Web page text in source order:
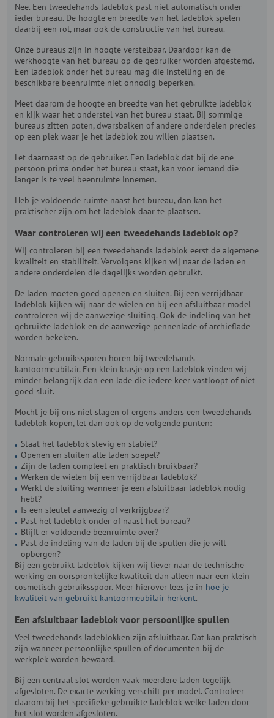
Nee. Een tweedehands ladeblok past niet automatisch onder
ieder bureau. De hoogte en breedte van het ladeblok spelen
daarbij een rol, maar ook de constructie van het bureau.
Onze bureaus zijn in hoogte verstelbaar. Daardoor kan de
werkhoogte van het bureau op de gebruiker worden afgestemd.
Een ladeblok onder het bureau mag die instelling en de
beschikbare beenruimte niet onnodig beperken.
Meet daarom de hoogte en breedte van het gebruikte ladeblok
en kijk waar het onderstel van het bureau staat. Bij sommige
bureaus zitten poten, dwarsbalken of andere onderdelen precies
op een plek waar je het ladeblok zou willen plaatsen.
Let daarnaast op de gebruiker. Een ladeblok dat bij de ene
persoon prima onder het bureau staat, kan voor iemand die
langer is te veel beenruimte innemen.
Heb je voldoende ruimte naast het bureau, dan kan het
praktischer zijn om het ladeblok daar te plaatsen.
Waar controleren wij een tweedehands ladeblok op?
Wij controleren bij een tweedehands ladeblok eerst de algemene
kwaliteit en stabiliteit. Vervolgens kijken wij naar de laden en
andere onderdelen die dagelijks worden gebruikt.
De laden moeten goed openen en sluiten. Bij een verrijdbaar
ladeblok kijken wij naar de wielen en bij een afsluitbaar model
controleren wij de aanwezige sluiting. Ook de indeling van het
gebruikte ladeblok en de aanwezige pennenlade of archieflade
worden bekeken.
Normale gebruikssporen horen bij tweedehands
kantoormeubilair. Een klein krasje op een ladeblok vinden wij
minder belangrijk dan een lade die iedere keer vastloopt of niet
goed sluit.
Mocht je bij ons niet slagen of ergens anders een tweedehands
ladeblok kopen, let dan ook op de volgende punten:
Staat het ladeblok stevig en stabiel?
Openen en sluiten alle laden soepel?
Zijn de laden compleet en praktisch bruikbaar?
Werken de wielen bij een verrijdbaar ladeblok?
Werkt de sluiting wanneer je een afsluitbaar ladeblok nodig
hebt?
Is een sleutel aanwezig of verkrijgbaar?
Past het ladeblok onder of naast het bureau?
Blijft er voldoende beenruimte over?
Past de indeling van de laden bij de spullen die je wilt
opbergen?
Bij een gebruikt ladeblok kijken wij liever naar de technische
werking en oorspronkelijke kwaliteit dan alleen naar een klein
cosmetisch gebruiksspoor. Meer hierover lees je in hoe je
kwaliteit van gebruikt kantoormeubilair herkent.
Een afsluitbaar ladeblok voor persoonlijke spullen
Veel tweedehands ladeblokken zijn afsluitbaar. Dat kan praktisch
zijn wanneer persoonlijke spullen of documenten bij de
werkplek worden bewaard.
Bij een centraal slot worden vaak meerdere laden tegelijk
afgesloten. De exacte werking verschilt per model. Controleer
daarom bij het specifieke gebruikte ladeblok welke laden door
het slot worden afgesloten.